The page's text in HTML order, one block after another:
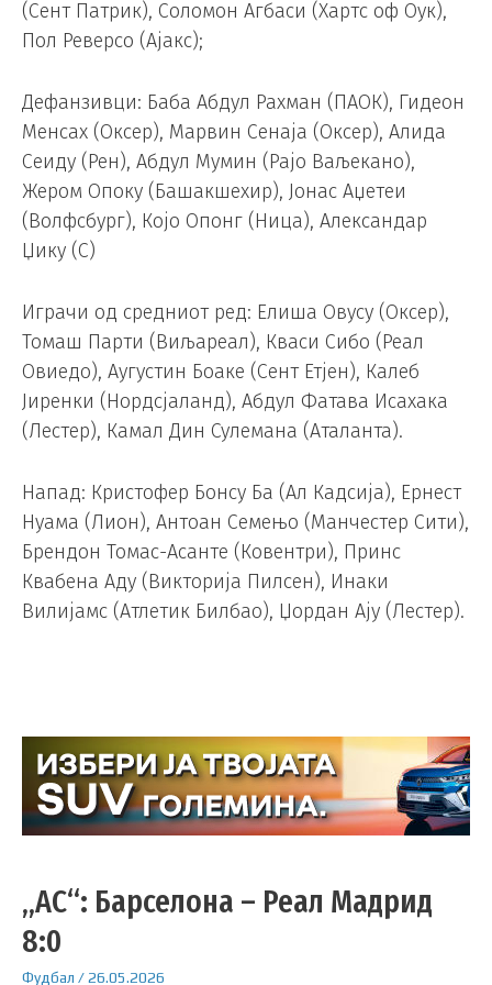
(Сент Патрик), Соломон Агбаси (Хартс оф Оук),
Пол Реверсо (Ајакс);
Дефанзивци: Баба Абдул Рахман (ПАОК), Гидеон
Менсах (Оксер), Марвин Сенаја (Оксер), Алида
Сеиду (Рен), Абдул Мумин (Рајо Ваљекано),
Жером Опоку (Башакшехир), Јонас Аџетеи
(Волфсбург), Којо Опонг (Ница), Александар
Џику (С)
Играчи од средниот ред: Елиша Овусу (Оксер),
Томаш Парти (Виљареал), Кваси Сибо (Реал
Овиедо), Аугустин Боаке (Сент Етјен), Калеб
Јиренки (Нордсјаланд), Абдул Фатава Исахака
(Лестер), Камал Дин Сулемана (Аталанта).
Напад: Кристофер Бонсу Ба (Ал Кадсија), Ернест
Нуама (Лион), Антоан Семењо (Манчестер Сити),
Брендон Томас-Асанте (Ковентри), Принс
Квабена Аду (Викторија Пилсен), Инаки
Вилијамс (Атлетик Билбао), Џордан Ају (Лестер).
„АС“: Барселона – Реал Мадрид
8:0
Фудбал /26.05.2026